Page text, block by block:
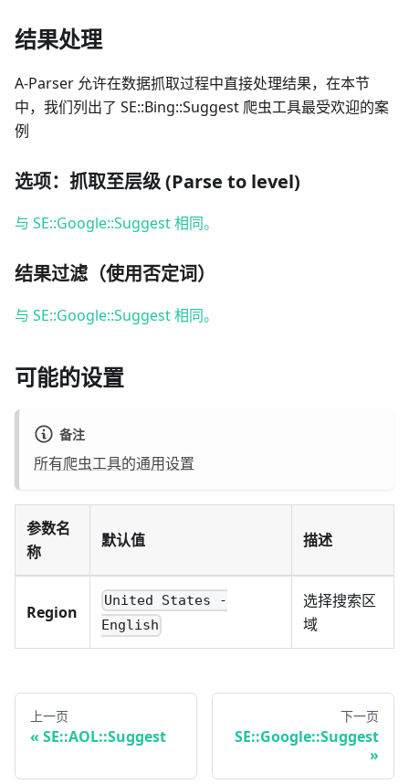
结果处理
A-Parser 允许在数据抓取过程中直接处理结果，在本节
中，我们列出了 SE::Bing::Suggest 爬虫工具最受欢迎的案
例
选项：抓取至层级 (Parse to level)
与 SE::Google::Suggest 相同。
结果过滤（使用否定词）
与 SE::Google::Suggest 相同。
可能的设置
备注
所有爬虫工具的通用设置
参数名
称
默认值 描述
Region
United States -
English
选择搜索区
域
上一页
SE::AOL::Suggest
下一页
SE::Google::Suggest